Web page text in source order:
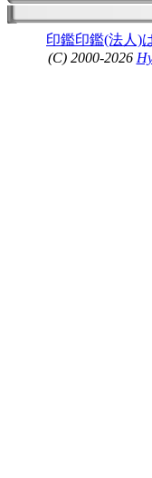
印鑑印鑑(法人)
(C) 2000-2026